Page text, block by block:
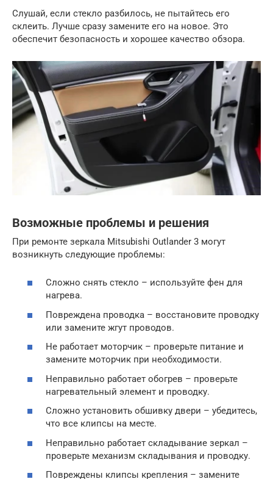
Слушай, если стекло разбилось, не пытайтесь его
склеить. Лучше сразу замените его на новое. Это
обеспечит безопасность и хорошее качество обзора.
Возможные проблемы и решения
При ремонте зеркала Mitsubishi Outlander 3 могут
возникнуть следующие проблемы:
Сложно снять стекло – используйте фен для
нагрева.
Повреждена проводка – восстановите проводку
или замените жгут проводов.
Не работает моторчик – проверьте питание и
замените моторчик при необходимости.
Неправильно работает обогрев – проверьте
нагревательный элемент и проводку.
Сложно установить обшивку двери – убедитесь,
что все клипсы на месте.
Неправильно работает складывание зеркал –
проверьте механизм складывания и проводку.
Повреждены клипсы крепления – замените